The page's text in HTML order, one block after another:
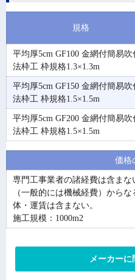
規格
平均厚5cm GF100 金網付簡易吹
法枠工 枠規格1.3×1.3m
平均厚5cm GF150 金網付簡易吹
法枠工 枠規格1.5×1.5m
平均厚5cm GF200 金網付簡易吹
法枠工 枠規格1.5×1.5m
価格
専門工事業者の諸経費は含ま
（一般的には機械経費）から
体・運賃は含まない。
施工規模：1000m2
メーカーに